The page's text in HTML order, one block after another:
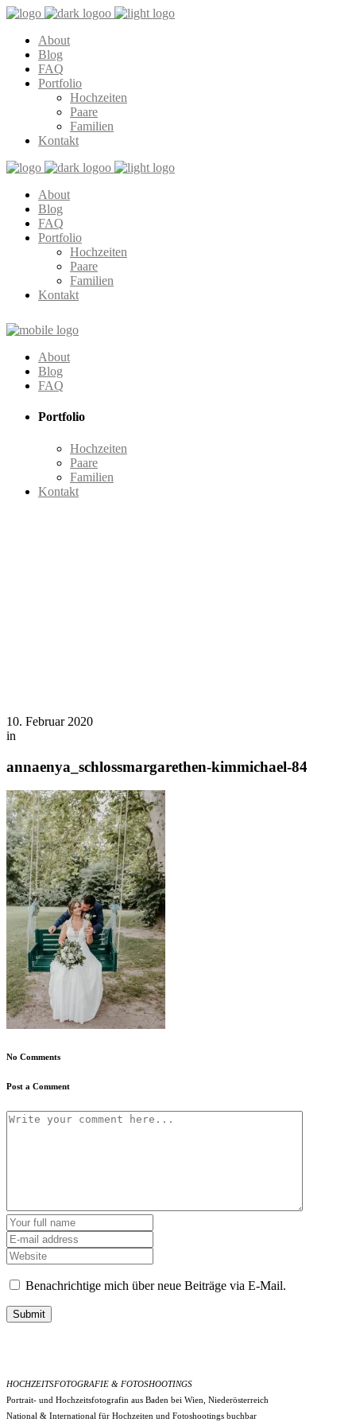
About
Blog
FAQ
Portfolio
Hochzeiten
Paare
Familien
Kontakt
About
Blog
FAQ
Portfolio
Hochzeiten
Paare
Familien
Kontakt
About
Blog
FAQ
Portfolio
Hochzeiten
Paare
Familien
Kontakt
10. Februar 2020
in
annaenya_schlossmargarethen-kimmichael-84
No Comments
Post a Comment
Benachrichtige mich über neue Beiträge via E-Mail.
Submit
HOCHZEITSFOTOGRAFIE & FOTOSHOOTINGS
Portrait- und Hochzeitsfotografin aus Baden bei Wien, Niederösterreich
National & International für Hochzeiten und Fotoshootings buchbar